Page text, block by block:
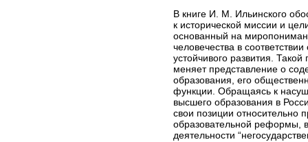
В книге И. М. Ильинского
к исторической миссии и
основанный на
человечества в
устойчивого развития.
меняет представление о
образования, его
функции. Обращаясь к
высшего образования в
свои позиции относительно
образовательной реформы,
деятельности